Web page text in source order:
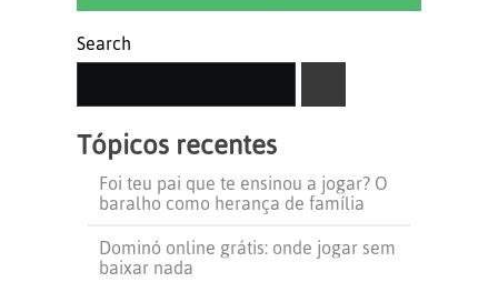
Search
Tópicos recentes
Foi teu pai que te ensinou a jogar? O
baralho como herança de família
Dominó online grátis: onde jogar sem
baixar nada